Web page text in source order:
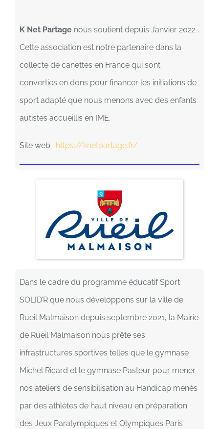
K Net Partagenous soutient depuis Janvier 2022 .
Cette association est notre partenaire dans la
collecte de canettes en France qui sont
converties en dons pour financer les initiations de
sport adapté que nous menons avec des enfants
autistes accueillis en IME.
Site web : https://knetpartage.fr/
Dans le cadre du programme éducatif Sport
SOLID’R que nous développons sur la ville de
Rueil Malmaison depuis septembre 2021, la Mairie
de Rueil Malmaison nous prête ses
infrastructures sportives telles que le gymnase
Michel Ricard et le gymnase Pasteur pour mener
nos ateliers de sensibilisation au Handicap menés
par des athlètes de haut niveau en préparation
des Jeux Paralympiques et Olympiques Paris